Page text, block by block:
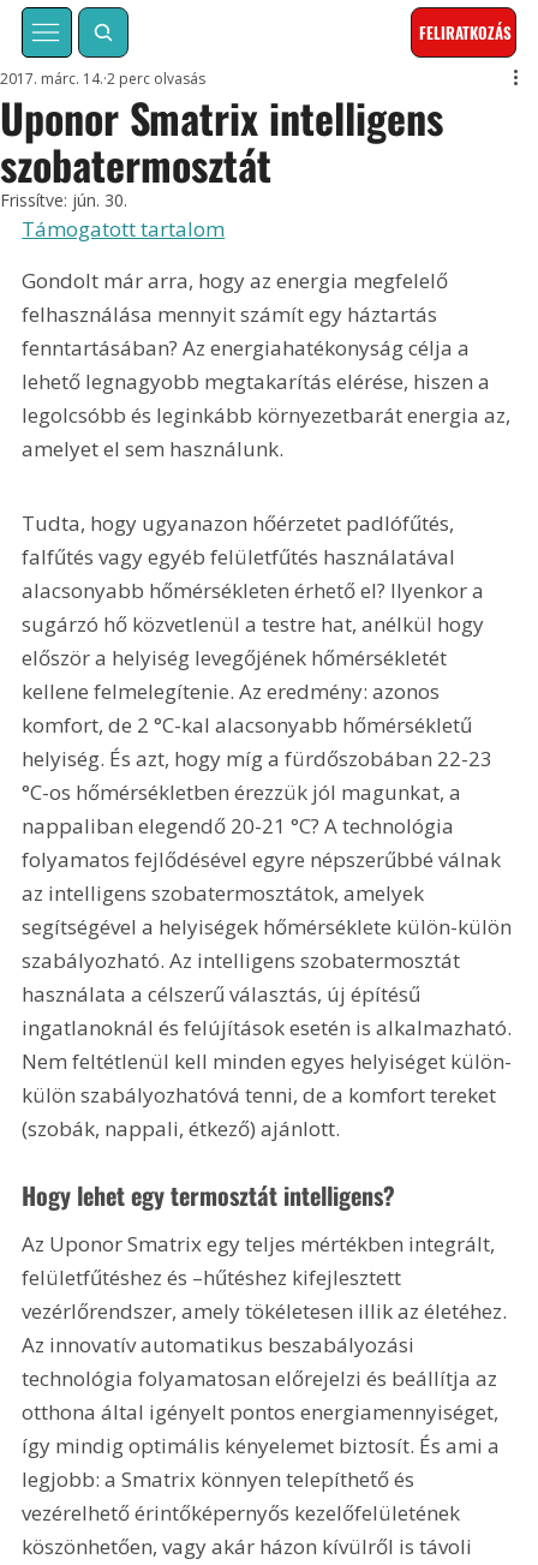
FELIRATKOZÁS
Uponor Smatrix intelligens
szobatermosztát
2017. márc. 14. 2 perc olvasás
Frissítve: jún. 30.
Támogatott tartalom
Gondolt már arra, hogy az energia megfelelő
felhasználása mennyit számít egy háztartás
fenntartásában? Az energiahatékonyság célja a
lehető legnagyobb megtakarítás elérése, hiszen a
legolcsóbb és leginkább környezetbarát energia az,
amelyet el sem használunk.
Tudta, hogy ugyanazon hőérzetet padlófűtés,
falfűtés vagy egyéb felületfűtés használatával
alacsonyabb hőmérsékleten érhető el? Ilyenkor a
sugárzó hő közvetlenül a testre hat, anélkül hogy
először a helyiség levegőjének hőmérsékletét
kellene felmelegítenie. Az eredmény: azonos
komfort, de 2 °C-kal alacsonyabb hőmérsékletű
helyiség. És azt, hogy míg a fürdőszobában 22-23
°C-os hőmérsékletben érezzük jól magunkat, a
nappaliban elegendő 20-21 °C? A technológia
folyamatos fejlődésével egyre népszerűbbé válnak
az intelligens szobatermosztátok, amelyek
segítségével a helyiségek hőmérséklete külön-külön
szabályozható. Az intelligens szobatermosztát
használata a célszerű választás, új építésű
ingatlanoknál és felújítások esetén is alkalmazható.
Nem feltétlenül kell minden egyes helyiséget külön-
külön szabályozhatóvá tenni, de a komfort tereket
(szobák, nappali, étkező) ajánlott.
Hogy lehet egy termosztát intelligens?
Az Uponor Smatrix egy teljes mértékben integrált,
felületfűtéshez és –hűtéshez kifejlesztett
vezérlőrendszer, amely tökéletesen illik az életéhez.
Az innovatív automatikus beszabályozási
technológia folyamatosan előrejelzi és beállítja az
otthona által igényelt pontos energiamennyiséget,
így mindig optimális kényelemet biztosít. És ami a
legjobb: a Smatrix könnyen telepíthető és
vezérelhető érintőképernyős kezelőfelületének
köszönhetően, vagy akár házon kívülről is távoli